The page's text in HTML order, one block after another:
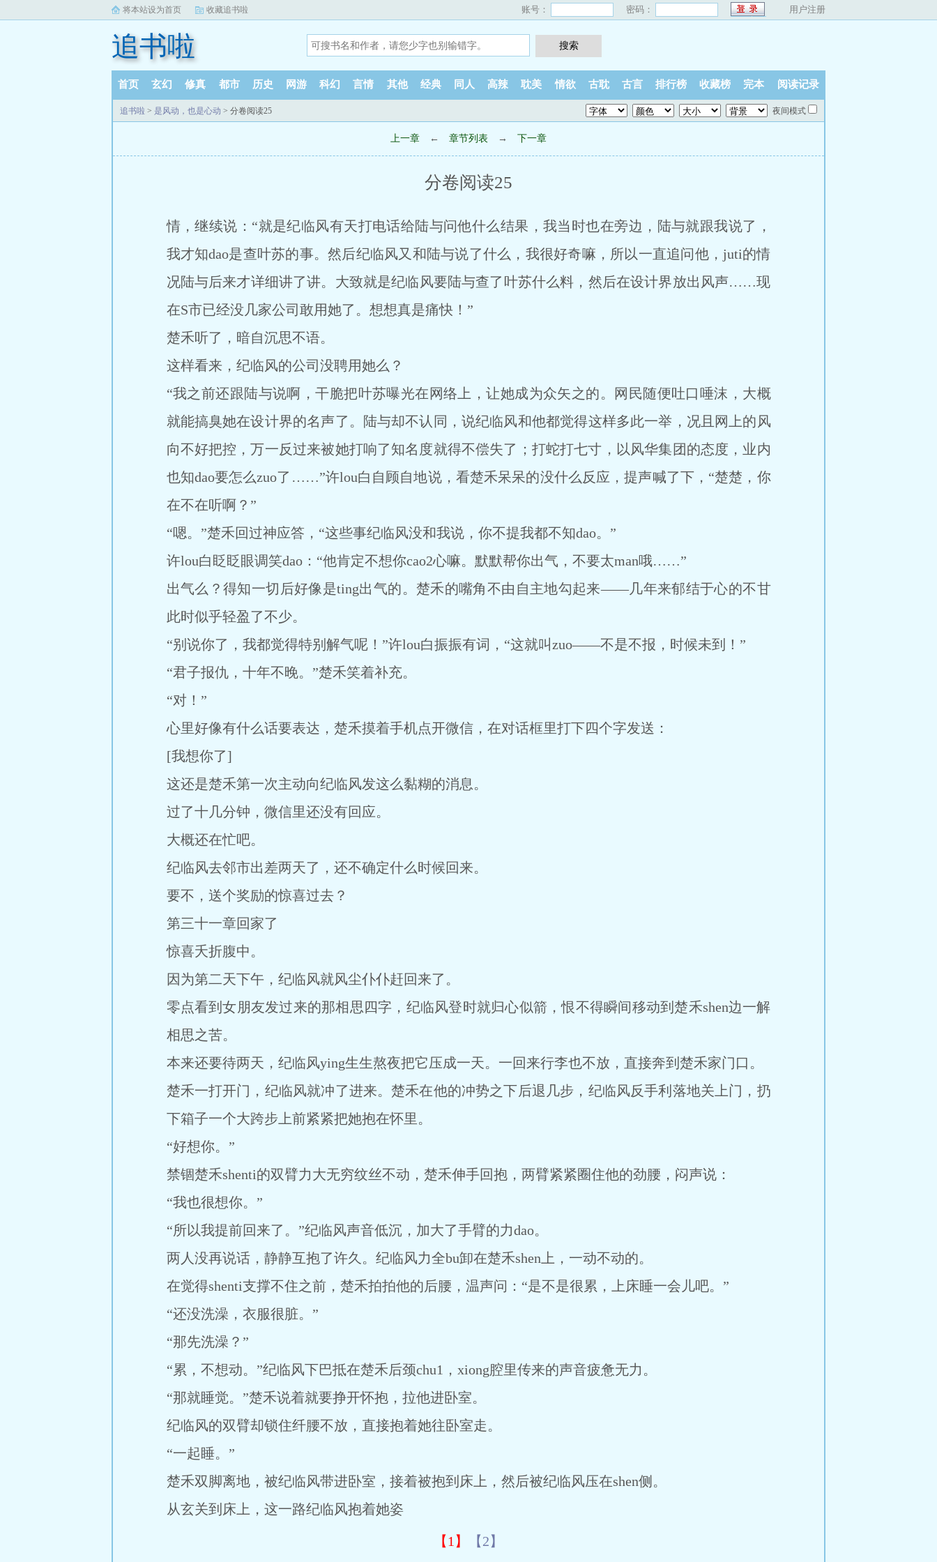
将本站设为首页 收藏追书啦 账号： 密码： 用户注册
追书啦
首页 玄幻 修真 都市 历史 网游 科幻 言情 其他 经典 同人 高辣 耽美 情欲 古耽 古言 排行榜 收藏榜 完本 阅读记录
追书啦 > 是风动，也是心动 > 分卷阅读25 夜间模式
上一章 ← 章节列表 → 下一章
分卷阅读25
情，继续说：“就是纪临风有天打电话给陆与问他什么结果，我当时也在旁边，陆与就跟我说了，
我才知dao是查叶苏的事。然后纪临风又和陆与说了什么，我很好奇嘛，所以一直追问他，juti的情
况陆与后来才详细讲了讲。大致就是纪临风要陆与查了叶苏什么料，然后在设计界放出风声……现
在S市已经没几家公司敢用她了。想想真是痛快！”
楚禾听了，暗自沉思不语。
这样看来，纪临风的公司没聘用她么？
“我之前还跟陆与说啊，干脆把叶苏曝光在网络上，让她成为众矢之的。网民随便吐口唾沫，大概
就能搞臭她在设计界的名声了。陆与却不认同，说纪临风和他都觉得这样多此一举，况且网上的风
向不好把控，万一反过来被她打响了知名度就得不偿失了；打蛇打七寸，以风华集团的态度，业内
也知dao要怎么zuo了……”许lou白自顾自地说，看楚禾呆呆的没什么反应，提声喊了下，“楚楚，你
在不在听啊？”
“嗯。”楚禾回过神应答，“这些事纪临风没和我说，你不提我都不知dao。”
许lou白眨眨眼调笑dao：“他肯定不想你cao2心嘛。默默帮你出气，不要太man哦……”
出气么？得知一切后好像是ting出气的。楚禾的嘴角不由自主地勾起来――几年来郁结于心的不甘
此时似乎轻盈了不少。
“别说你了，我都觉得特别解气呢！”许lou白振振有词，“这就叫zuo――不是不报，时候未到！”
“君子报仇，十年不晚。”楚禾笑着补充。
“对！”
心里好像有什么话要表达，楚禾摸着手机点开微信，在对话框里打下四个字发送：
[我想你了]
这还是楚禾第一次主动向纪临风发这么黏糊的消息。
过了十几分钟，微信里还没有回应。
大概还在忙吧。
纪临风去邻市出差两天了，还不确定什么时候回来。
要不，送个奖励的惊喜过去？
第三十一章回家了
惊喜夭折腹中。
因为第二天下午，纪临风就风尘仆仆赶回来了。
零点看到女朋友发过来的那相思四字，纪临风登时就归心似箭，恨不得瞬间移动到楚禾shen边一解
相思之苦。
本来还要待两天，纪临风ying生生熬夜把它压成一天。一回来行李也不放，直接奔到楚禾家门口。
楚禾一打开门，纪临风就冲了进来。楚禾在他的冲势之下后退几步，纪临风反手利落地关上门，扔
下箱子一个大跨步上前紧紧把她抱在怀里。
“好想你。”
禁锢楚禾shenti的双臂力大无穷纹丝不动，楚禾伸手回抱，两臂紧紧圈住他的劲腰，闷声说：
“我也很想你。”
“所以我提前回来了。”纪临风声音低沉，加大了手臂的力dao。
两人没再说话，静静互抱了许久。纪临风力全bu卸在楚禾shen上，一动不动的。
在觉得shenti支撑不住之前，楚禾拍拍他的后腰，温声问：“是不是很累，上床睡一会儿吧。”
“还没洗澡，衣服很脏。”
“那先洗澡？”
“累，不想动。”纪临风下巴抵在楚禾后颈chu1，xiong腔里传来的声音疲惫无力。
“那就睡觉。”楚禾说着就要挣开怀抱，拉他进卧室。
纪临风的双臂却锁住纤腰不放，直接抱着她往卧室走。
“一起睡。”
楚禾双脚离地，被纪临风带进卧室，接着被抱到床上，然后被纪临风压在shen侧。
从玄关到床上，这一路纪临风抱着她姿
【1】 【2】